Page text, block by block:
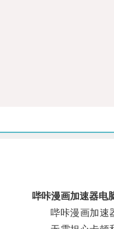
哔咔漫画加速器电
哔咔漫画加速器